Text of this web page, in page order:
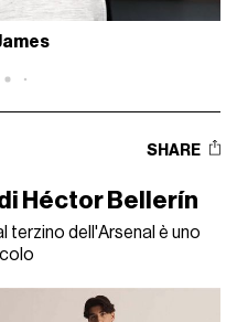
SHARE
Héctor Bellerín
terzino dell'Arsenal è uno